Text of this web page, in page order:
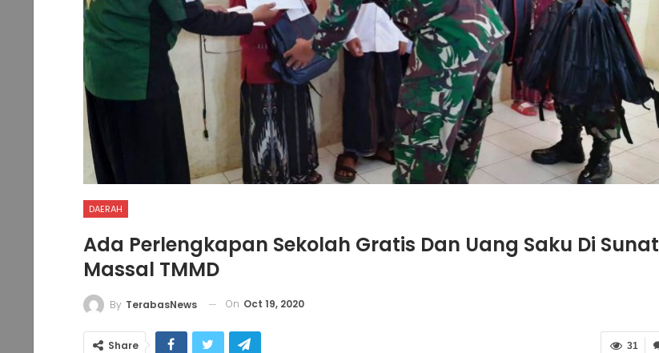
DAERAH
Ada Perlengkapan Sekolah Gratis Dan Uang Saku Di Sunat
Massal TMMD
By TerabasNews On Oct 19, 2020
31
Share